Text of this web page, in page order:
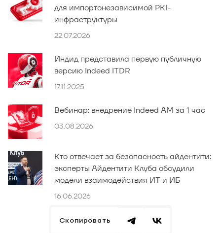
для импортонезависимой PKI-
инфраструктуры
22.07.2026
Индид представила первую публичную
версию Indeed ITDR
17.11.2025
Вебинар: внедрение Indeed AM за 1 час
03.08.2026
Кто отвечает за безопасность айдентити:
эксперты Айдентити Клуба обсудили
модели взаимодействия ИТ и ИБ
16.06.2026
Скопировать